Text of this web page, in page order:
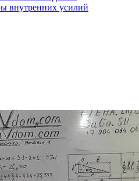
внутренних усилий